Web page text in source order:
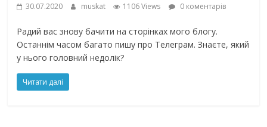
30.07.2020 muskat 1106 Views 0 коментарів
Радий вас знову бачити на сторінках мого блогу.
Останнім часом багато пишу про Телеграм. Знаєте, який
у нього головний недолік?
Читати далі